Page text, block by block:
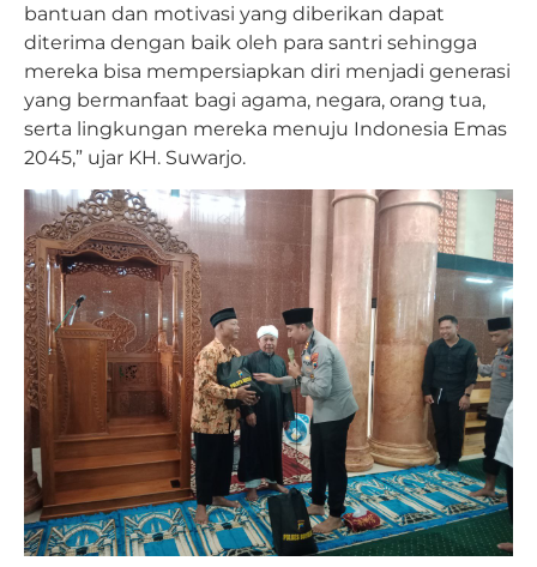
bantuan dan motivasi yang diberikan dapat
diterima dengan baik oleh para santri sehingga
mereka bisa mempersiapkan diri menjadi generasi
yang bermanfaat bagi agama, negara, orang tua,
serta lingkungan mereka menuju Indonesia Emas
2045,” ujar KH. Suwarjo.